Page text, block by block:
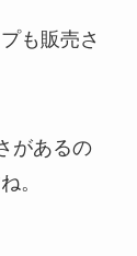
も販売さ
があるの
。